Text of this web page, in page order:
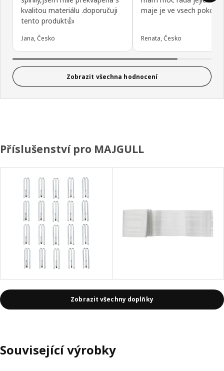
kvalitou materiálu .doporučuji
tento produkt👍
Jana, Česko
maje je ve vsech
Renata, Česko
Zobrazit všechna hodnocení
Příslušenství pro MAJGULL
Zobrazit všechny doplňky
Související výrobky